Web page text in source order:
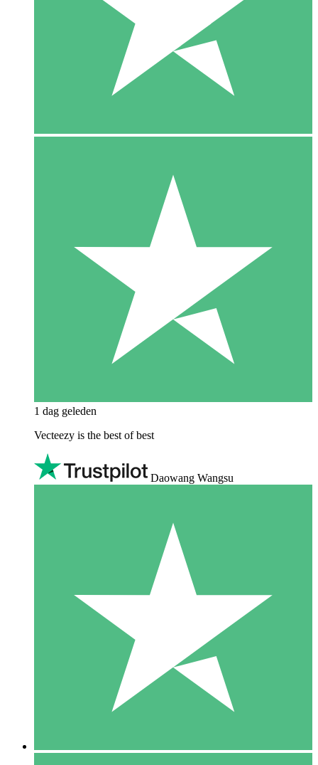
1 dag geleden
Vecteezy is the best of best
Daowang Wangsu